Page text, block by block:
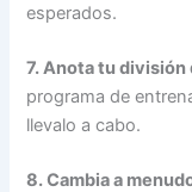
esperados.
7. Anota tu
programa de
llevalo a cabo.
8. Cambia a